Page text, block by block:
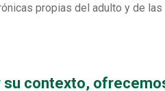
propias del adulto y de
contexto,